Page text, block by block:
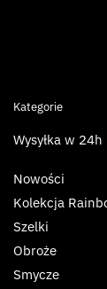
Kategorie
Wysyłka w 24h
Nowości
Kolekcja
Szelki
Obroże
Smycze